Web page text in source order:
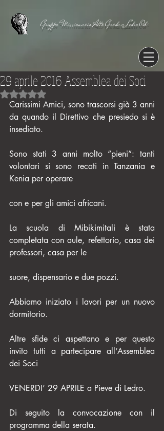
Gruppo Missionario Alto Garda e Ledro Odv
29 aprile 2016 Assemblea dei Soci
Valutazione NaN stelle su 5.
Carissimi Amici, sono trascorsi già 3 anni
da quando il Direttivo che presiedo si è
insediato.
Sono stati 3 anni molto “pieni”: tanti
volontari si sono recati in Tanzania e
Kenia per operare
con e per gli amici africani.
La scuola di Mibikimitali è stata
completata con aule, refettorio, casa dei
professori, casa per le
suore, dispensario e due pozzi.
Abbiamo iniziato i lavori per un nuovo
dormitorio.
Altre sfide ci aspettano e per questo
invito tutti a partecipare all‘Assemblea
dei Soci
VENERDI’ 29 APRILE a Pieve di Ledro.
Di seguito la convocazione con il
programma della serata.